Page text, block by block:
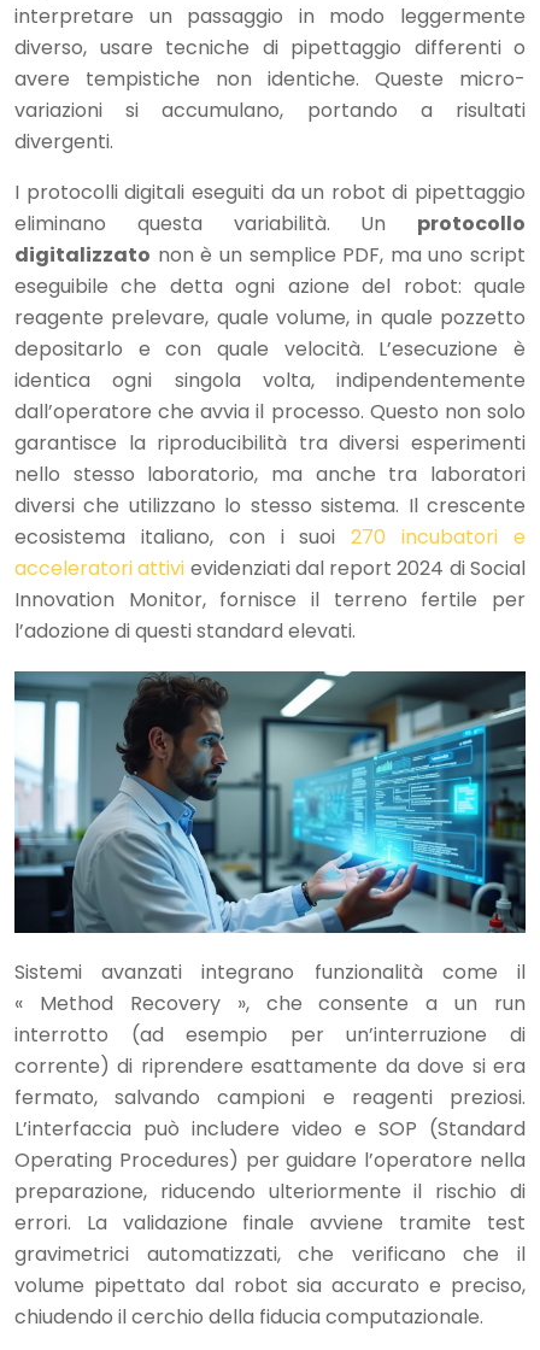
interpretare un passaggio in modo leggermente
diverso, usare tecniche di pipettaggio differenti o
avere tempistiche non identiche. Queste micro-
variazioni si accumulano, portando a risultati
divergenti.
I protocolli digitali eseguiti da un robot di pipettaggio
eliminano questa variabilità. Un protocollo
digitalizzato non è un semplice PDF, ma uno script
eseguibile che detta ogni azione del robot: quale
reagente prelevare, quale volume, in quale pozzetto
depositarlo e con quale velocità. L’esecuzione è
identica ogni singola volta, indipendentemente
dall’operatore che avvia il processo. Questo non solo
garantisce la riproducibilità tra diversi esperimenti
nello stesso laboratorio, ma anche tra laboratori
diversi che utilizzano lo stesso sistema. Il crescente
ecosistema italiano, con i suoi270 incubatori e
acceleratori attivi evidenziati dal report 2024 di Social
Innovation Monitor, fornisce il terreno fertile per
l’adozione di questi standard elevati.
Sistemi avanzati integrano funzionalità come il
« Method Recovery », che consente a un run
interrotto (ad esempio per un’interruzione di
corrente) di riprendere esattamente da dove si era
fermato, salvando campioni e reagenti preziosi.
L’interfaccia può includere video e SOP (Standard
Operating Procedures) per guidare l’operatore nella
preparazione, riducendo ulteriormente il rischio di
errori. La validazione finale avviene tramite test
gravimetrici automatizzati, che verificano che il
volume pipettato dal robot sia accurato e preciso,
chiudendo il cerchio della fiducia computazionale.